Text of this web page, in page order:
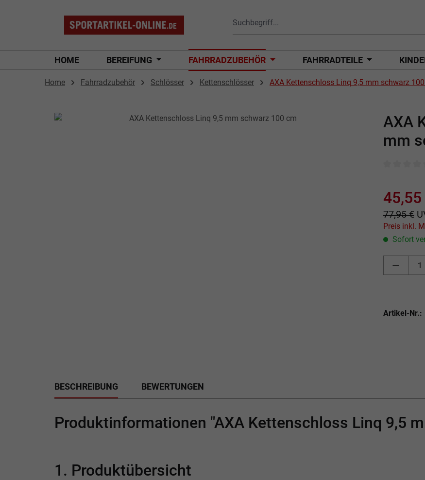
HOME BEREIFUNG FAHRRADZUBEHÖR FAHRRADTEILE
Home Fahrradzubehör Schlösser Kettenschlösser
AXA Kettenschloss Linq 9,5 mm schwarz
AXA
mm
45,55
77,95 €
Sofort
Artikel-Nr.:
BESCHREIBUNG BEWERTUNGEN
Produktinformationen "AXA Kettenschloss Linq 9,5
1. Produktübersicht